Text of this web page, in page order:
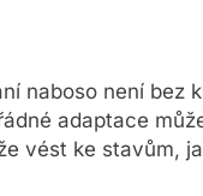
naboso není bez
adaptace
vést ke stavům,